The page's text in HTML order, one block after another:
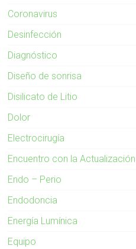
Coronavirus
Desinfección
Diagnóstico
Diseño de sonrisa
Disilicato de Litio
Dolor
Electrocirugía
Encuentro con la Actualización
Endo – Perio
Endodoncia
Energía Lumínica
Equipo